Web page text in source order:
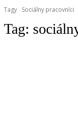
Tagy
Sociálny pracovníci
Tag: